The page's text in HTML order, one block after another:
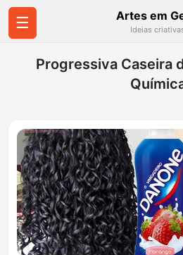
☰ Artes em
Ideias
Progressiva Caseira